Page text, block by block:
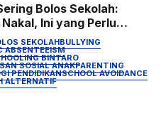
Bolos Sekolah:
Ini yang Perlu
Pahami
SEKOLAHBULLYING
ABSENTEEISM
BINTARO
SOSIAL ANAKPARENTING
PENDIDIKANSCHOOL AVOIDANCE
ALTERNATIF